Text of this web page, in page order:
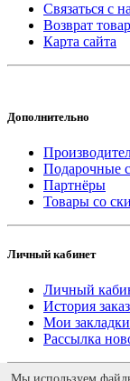
Связаться с
Возврат
Карта сайта
Дополнительно
Подарочные
Партнёры
Товары со
Личный кабинет
Личный
История
Мои закладки
Рассылка